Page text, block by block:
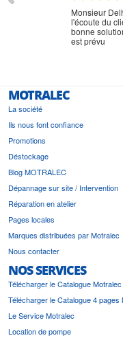
Monsieur Delhaye
l'écoute du client
bonne solution et
est prévu
MOTRALEC
La société
Ils nous font confiance
Promotions
Déstockage
Blog MOTRALEC
Dépannage sur site / Intervention
Réparation en atelier
Pages locales
Marques distribuées par Motralec
Nous contacter
NOS SERVICES
Télécharger le Catalogue Motralec
Télécharger le Catalogue 4 pages
Le Service Motralec
Location de pompe